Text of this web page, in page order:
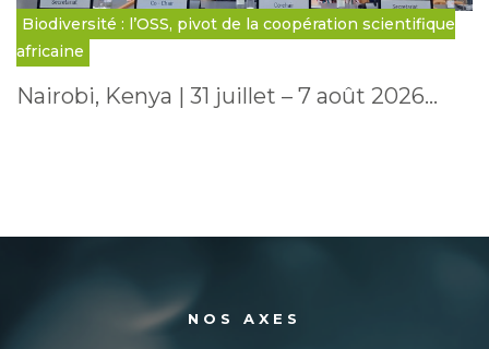
Biodiversité : l’OSS, pivot de la coopération scientifique
africaine
Nairobi, Kenya | 31 juillet – 7 août 2026…
NOS AXES